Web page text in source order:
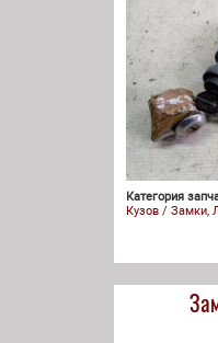
Категория
Кузов / Замки,